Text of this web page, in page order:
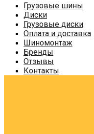
Грузовые шины
Диски
Грузовые диски
Оплата и доставка
Шиномонтаж
Бренды
Отзывы
Контакты